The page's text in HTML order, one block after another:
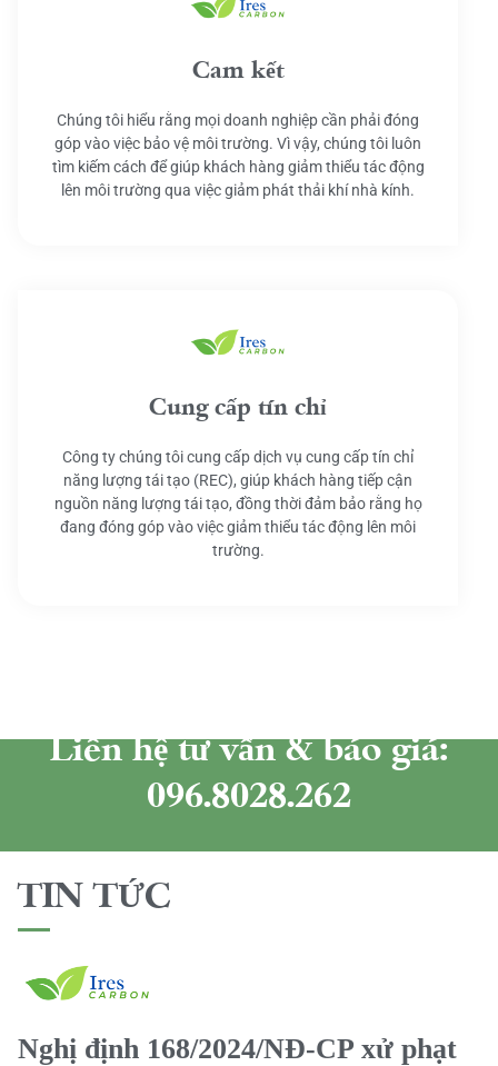
Cam kết
Chúng tôi hiểu rằng mọi doanh nghiệp cần phải đóng
góp vào việc bảo vệ môi trường. Vì vậy, chúng tôi luôn
tìm kiếm cách để giúp khách hàng giảm thiểu tác động
lên môi trường qua việc giảm phát thải khí nhà kính.
Cung cấp tín chỉ
Công ty chúng tôi cung cấp dịch vụ cung cấp tín chỉ
năng lượng tái tạo (REC), giúp khách hàng tiếp cận
nguồn năng lượng tái tạo, đồng thời đảm bảo rằng họ
đang đóng góp vào việc giảm thiểu tác động lên môi
trường.
Liên hệ tư vấn & báo giá:
096.8028.262
TIN TỨC
Nghị định 168/2024/NĐ-CP xử phạt